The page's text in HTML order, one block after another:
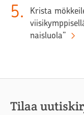
5.
Krista
naisluola”
Tilaa